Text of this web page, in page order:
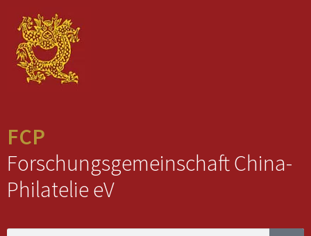
FCP
Forschungsgemeinschaft China-
Philatelie eV